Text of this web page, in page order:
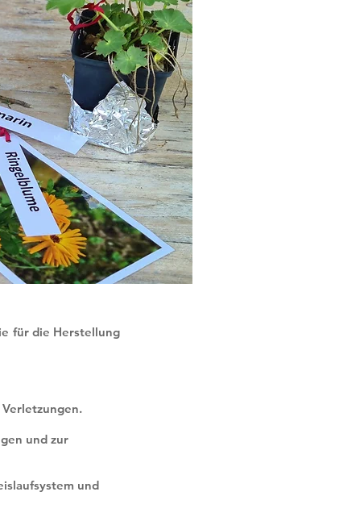
für die Herstellung
und zur
und